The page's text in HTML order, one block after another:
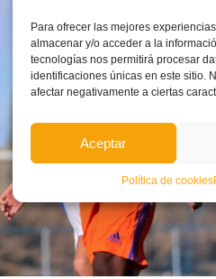
Para ofrecer las mejores
almacenar y/o acceder a la
tecnologías nos permitirá procesar
identificaciones únicas en este sitio.
afectar negativamente a ciertas
Aceptar
Política de cookies